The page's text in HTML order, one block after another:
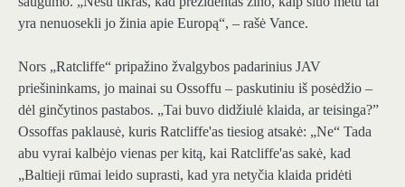
yra nenuosekli jo žinia apie Europą“, – rašė Vance.
Nors „Ratcliffe“ pripažino žvalgybos padarinius JAV
priešininkams, jo mainai su Ossoffu – paskutiniu iš posėdžio –
dėl ginčytinos pastabos. „Tai buvo didžiulė klaida, ar teisinga?”
Ossoffas paklausė, kuris Ratcliffe'as tiesiog atsakė: „Ne“ Tada
abu vyrai kalbėjo vienas per kitą, kai Ratcliffe'as sakė, kad
„Baltieji rūmai leido suprasti, kad yra netyčia klaida pridėti